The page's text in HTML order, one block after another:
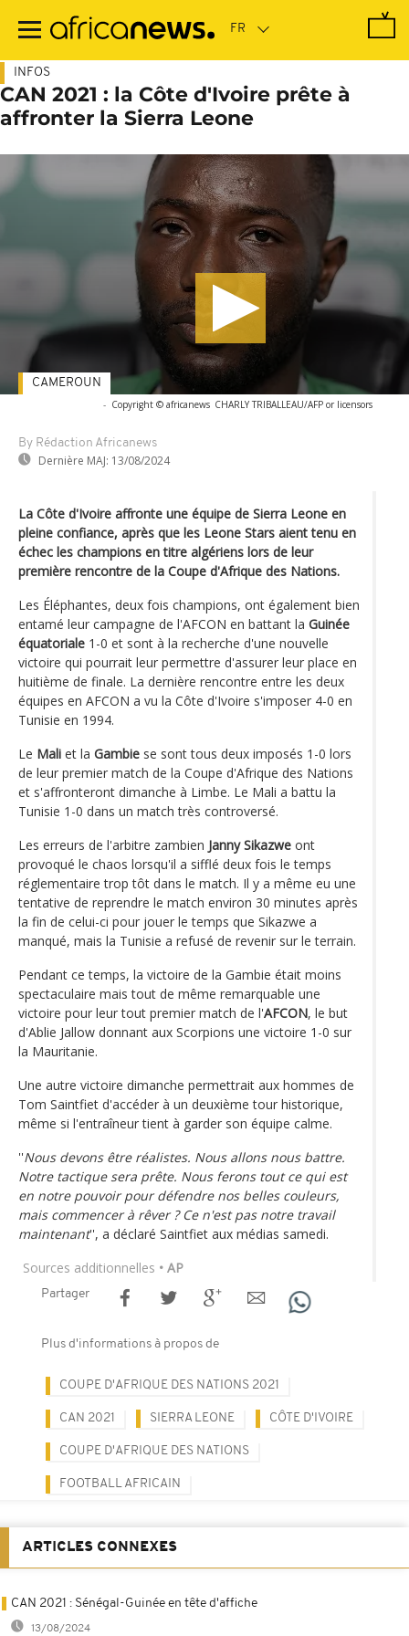
contenu
INFOS
CAN 2021 : la Côte d'Ivoire prête à
affronter la Sierra Leone
- Copyright © africanews CHARLY TRIBALLEAU/AFP or licensors
By Rédaction Africanews
Dernière MAJ: 13/08/2024
CAMEROUN
La Côte d'Ivoire affronte une équipe de Sierra Leone en
pleine confiance, après que les Leone Stars aient tenu en
échec les champions en titre algériens lors de leur
première rencontre de la Coupe d'Afrique des Nations.
Les Éléphantes, deux fois champions, ont également bien
entamé leur campagne de l'AFCON en battant la Guinée
équatoriale 1-0 et sont à la recherche d'une nouvelle
victoire qui pourrait leur permettre d'assurer leur place en
huitième de finale. La dernière rencontre entre les deux
équipes en AFCON a vu la Côte d'Ivoire s'imposer 4-0 en
Tunisie en 1994.
Le Mali et la Gambie se sont tous deux imposés 1-0 lors
de leur premier match de la Coupe d'Afrique des Nations
et s'affronteront dimanche à Limbe. Le Mali a battu la
Tunisie 1-0 dans un match très controversé.
Les erreurs de l'arbitre zambien Janny Sikazwe ont
provoqué le chaos lorsqu'il a sifflé deux fois le temps
réglementaire trop tôt dans le match. Il y a même eu une
tentative de reprendre le match environ 30 minutes après
la fin de celui-ci pour jouer le temps que Sikazwe a
manqué, mais la Tunisie a refusé de revenir sur le terrain.
Pendant ce temps, la victoire de la Gambie était moins
spectaculaire mais tout de même remarquable une
victoire pour leur tout premier match de l'AFCON, le but
d'Ablie Jallow donnant aux Scorpions une victoire 1-0 sur
la Mauritanie.
Une autre victoire dimanche permettrait aux hommes de
Tom Saintfiet d'accéder à un deuxième tour historique,
même si l'entraîneur tient à garder son équipe calme.
''Nous devons être réalistes. Nous allons nous battre.
Notre tactique sera prête. Nous ferons tout ce qui est
en notre pouvoir pour défendre nos belles couleurs,
mais commencer à rêver ? Ce n'est pas notre travail
maintenant'', a déclaré Saintfiet aux médias samedi.
Sources additionnelles • AP
Partager
Plus d'informations à propos de
COUPE D'AFRIQUE DES NATIONS 2021
CAN 2021 SIERRA LEONE CÔTE D'IVOIRE
COUPE D'AFRIQUE DES NATIONS
FOOTBALL AFRICAIN
ARTICLES CONNEXES
CAN 2021 : Sénégal-Guinée en tête d'affiche
13/08/2024